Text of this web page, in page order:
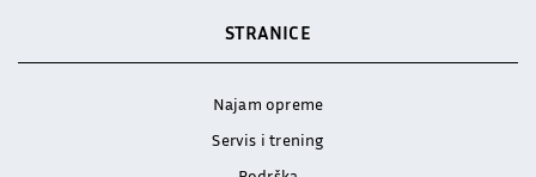
STRANICE
Najam opreme
Servis i trening